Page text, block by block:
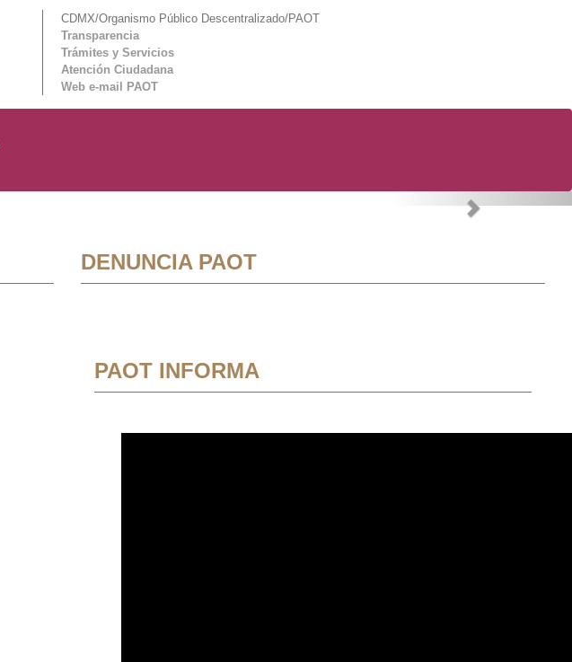
CDMX/Organismo Público Descentralizado/PAOT
Transparencia
Trámites y Servicios
Atención Ciudadana
Web e-mail PAOT
Next
DENUNCIA PAOT
PAOT INFORMA